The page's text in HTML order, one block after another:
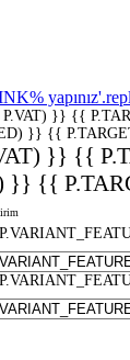
P.VAT) }} {{
}} {{
}} {{
}} {{